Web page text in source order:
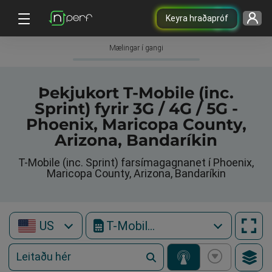
Keyra hraðapróf
Mælingar í gangi
Þekjukort T-Mobile (inc.
Sprint) fyrir 3G / 4G / 5G -
Phoenix, Maricopa County,
Arizona, Bandaríkin
T-Mobile (inc. Sprint) farsímagagnanet í Phoenix,
Maricopa County, Arizona, Bandaríkin
US T-Mobile (inc. Sprint)